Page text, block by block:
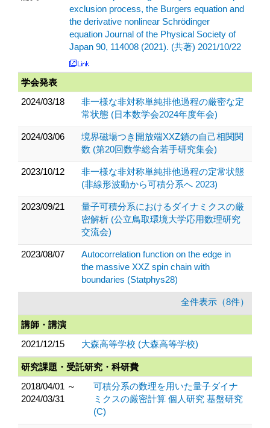
exclusion process, the Burgers equation and
the derivative nonlinear Schrödinger
equation Journal of the Physical Society of
Japan 90, 114008 (2021). (共著) 2021/10/22
学会発表
2024/03/18
非一様な非対称単純排他過程の厳密な定
常状態 (日本数学会2024年度年会)
2024/03/06
境界磁場つき開放端XXZ鎖の自己相関関
数 (第20回数学総合若手研究集会)
2023/10/12
非一様な非対称単純排他過程の定常状態
(非線形波動から可積分系へ 2023)
2023/09/21
量子可積分系におけるダイナミクスの厳
密解析 (公立鳥取環境大学応用数理研究
交流会)
2023/08/07
Autocorrelation function on the edge in
the massive XXZ spin chain with
boundaries (Statphys28)
全件表示（8件）
講師・講演
2021/12/15
大森高等学校 (大森高等学校)
研究課題・受託研究・科研費
2018/04/01 ～
2024/03/31
可積分系の数理を用いた量子ダイナ
ミクスの厳密計算 個人研究 基盤研究
(C)